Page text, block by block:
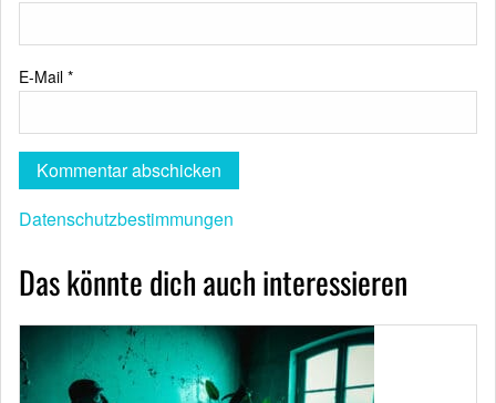
E-Mail *
Datenschutzbestimmungen
Das könnte dich auch interessieren